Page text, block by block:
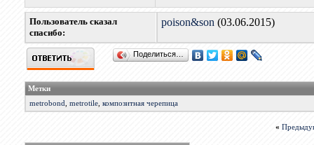
Пользователь сказал
cпасибо:
poison&son (03.06.2015)
Поделиться…
Метки
metrobond
metrotile, композитная черепица
«